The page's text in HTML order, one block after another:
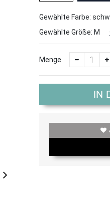
Gewählte Farbe:
Gewählte Größe: M
Menge
IN